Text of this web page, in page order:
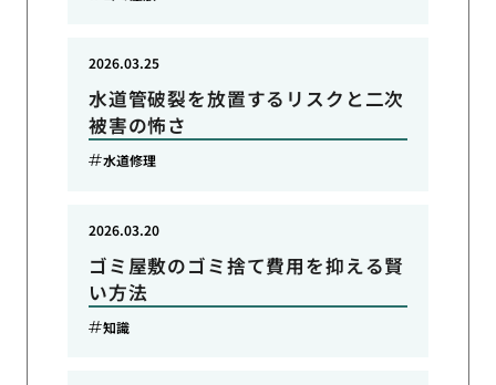
水道管破裂を放置するリスクと二次
被害の怖さ
2026.03.25
水道修理
ゴミ屋敷のゴミ捨て費用を抑える賢
い方法
2026.03.20
知識